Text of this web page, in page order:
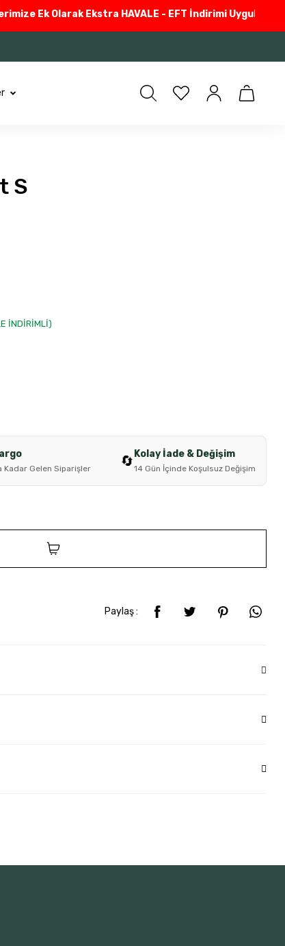
Ek Olarak Ekstra HAVALE - EFT İndirimi Uyguluyoruz
S
İNDİRİMLİ)
Kadar Gelen Siparişler 🔄 Kolay İade & Değişim
14 Gün İçinde Koşulsuz Değişim
Paylaş :